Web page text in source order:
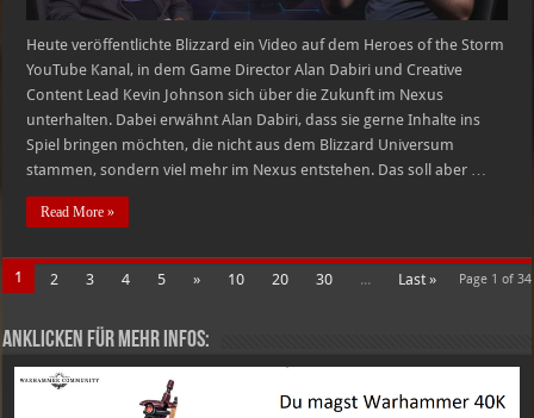
Heute veröffentlichte Blizzard ein Video auf dem Heroes of the Storm
YouTube Kanal, in dem Game Director Alan Dabiri und Creative
Content Lead Kevin Johnson sich über die Zukunft im Nexus
unterhalten. Dabei erwähnt Alan Dabiri, dass sie gerne Inhalte ins
Spiel bringen möchten, die nicht aus dem Blizzard Universum
stammen, sondern viel mehr im Nexus entstehen. Das soll aber …
Read More »
Page 1 of 34
1 2 3 4 5 » 10 20 30 ... Last »
Anklicken für mehr Infos: